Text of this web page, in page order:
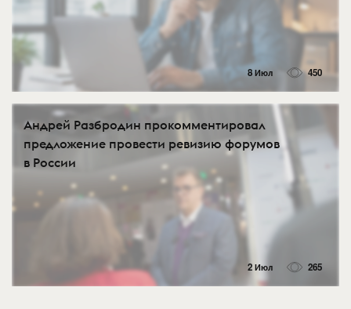
8 Июл 450
Андрей Разбродин прокомментировал
предложение провести ревизию форумов
в России
2 Июл 265